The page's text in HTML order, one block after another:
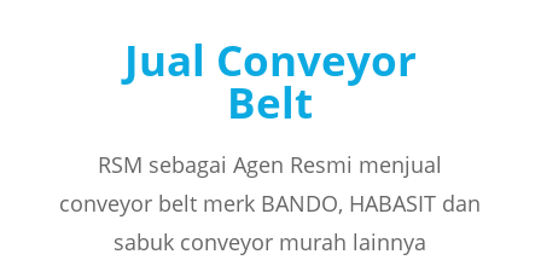
Jual Conveyor
Belt
RSM sebagai Agen Resmi menjual
conveyor belt merk BANDO, HABASIT dan
sabuk conveyor murah lainnya